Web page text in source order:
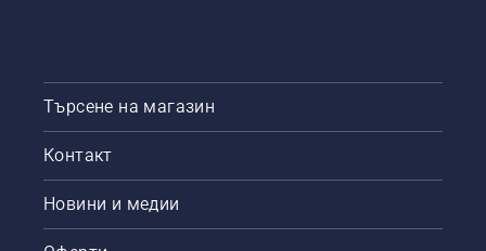
Търсене на магазин
Контакт
Новини и медии